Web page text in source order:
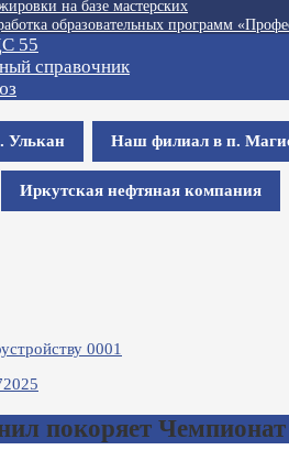
на базе мастерских
образовательных программ
55
справочник
Улькан Наш филиал в п.
Иркутская нефтяная компания
покоряет Чемпионат